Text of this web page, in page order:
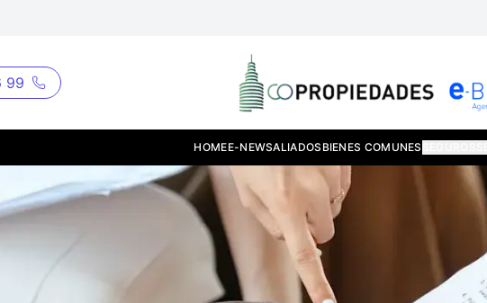
99
HOMEE-NEWSALIADOS BIENES COMUNES